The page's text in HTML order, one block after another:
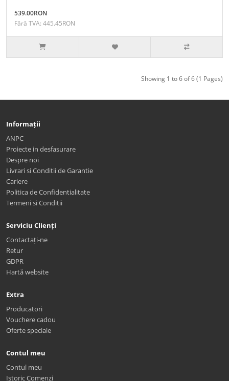
539.00RON
Fără TVA: 445.45RON
Showing 1 to 6 of 6 (1 Pages)
Informații
ANPC
Proiecte in desfasurare
Despre noi
Livrari si Conditii de Garantie
Cariere
Politica de Confidentialitate
Termeni si Conditii
Serviciu Clienți
Contactați-ne
Retur
GDPR
Hartă website
Extra
Producatori
Vouchere cadou
Oferte speciale
Contul meu
Contul meu
Istoric Comenzi